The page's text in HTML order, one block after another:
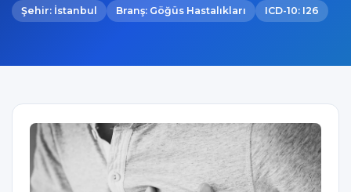
Şehir: İstanbul Branş: Göğüs Hastalıkları ICD-10: I26